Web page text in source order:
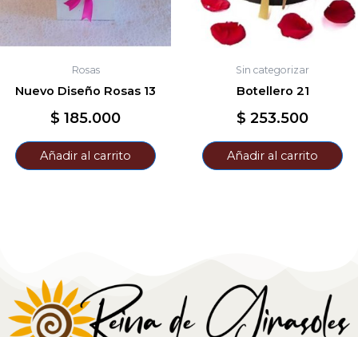
Rosas
Nuevo Diseño Rosas 13
$ 185.000
Añadir al carrito
Sin categorizar
Botellero 21
$ 253.500
Añadir al carrito